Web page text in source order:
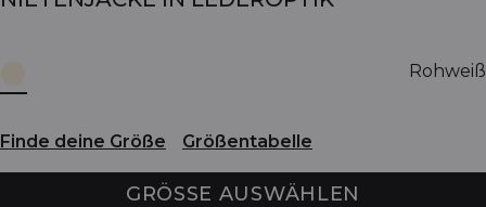
Rohweiß
Finde deine Größe Größentabelle
GRÖSSE AUSWÄHLEN